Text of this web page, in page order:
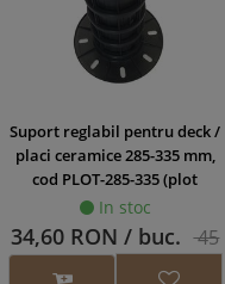
Suport reglabil pentru deck /
placi ceramice 285-335 mm,
cod PLOT-285-335 (plot
pentru pardoseala flotanta)
In stoc
34,60 RON / buc. 45